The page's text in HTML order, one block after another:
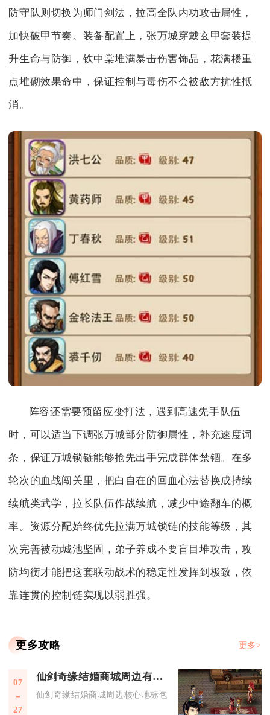
防守队则切换为师门剑法，拉高全队内功攻击属性，
加快破甲节奏。装备配置上，张万城穿戴玄甲套装提
升生命与防御，铁中棠堆满暴击伤害饰品，花满楼重
点堆砌效果命中，保证控制与毒伤不会被敌方抗性抵
消。
阵容还需要预留应变打法，遇到高速先手队伍
时，可以适当下调张万城部分防御属性，补充速度词
条，保证万城锁链能够抢先出手完成群体禁锢。在多
轮次的血战闯关里，把白自在的回血心法替换成持续
续航类武学，拉长队伍作战续航，减少中途翻车的概
率。资源分配始终优先拉满万城锁链的技能等级，其
次完善被动城池坚固，弟子养成不要盲目堆攻击，攻
防均衡才能把这套联动战术的稳定性发挥到极致，依
靠连贯的控制链实现以弱胜强。
更多攻略 更多>
07
27
仙剑奇缘结婚商城周边有什么地标建筑
仙剑奇缘结婚商城周边核心地标包含月老祠、三生许愿池、